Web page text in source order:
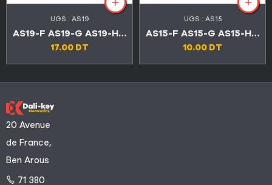
UGS : AS19
AS19-F AS19-G AS19-HG AS19-H1G
17.00 DT
UGS : AS15
AS15-F AS15-G AS15-HF AS15-HG AS15-U
10.00 DT
20 Avenue
de France,
Ben Arous
71 380